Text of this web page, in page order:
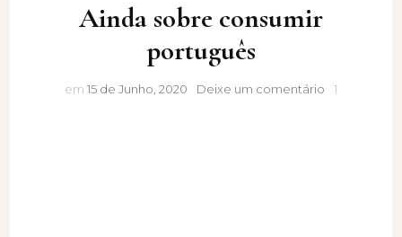
Ainda sobre consumir
português
em 15 de Junho, 2020 Deixe um comentário Ainda
1